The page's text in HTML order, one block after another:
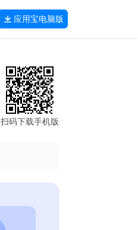
应用宝电脑版
扫码下载手机版